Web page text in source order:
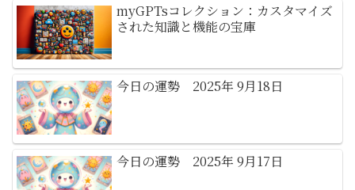
myGPTsコレクション：カスタマイズ
された知識と機能の宝庫
今日の運勢 2025年 9月18日
今日の運勢 2025年 9月17日